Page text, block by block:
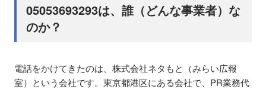
05053693293は、誰（どんな事業者）な
のか？
電話をかけてきたのは、株式会社ネタもと（みらい広報
室）という会社です。東京都港区にある会社で、PR業務代